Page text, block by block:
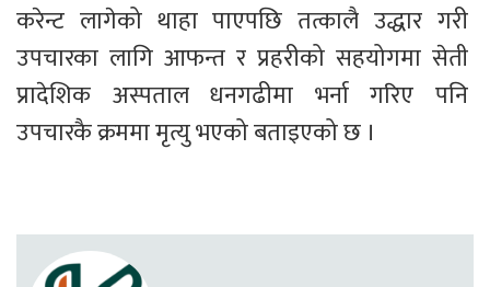
करेन्ट लागेको थाहा पाएपछि तत्कालै उद्धार गरी
उपचारका लागि आफन्त र प्रहरीको सहयोगमा सेती
प्रादेशिक अस्पताल धनगढीमा भर्ना गरिए पनि
उपचारकै क्रममा मृत्यु भएको बताइएको छ ।